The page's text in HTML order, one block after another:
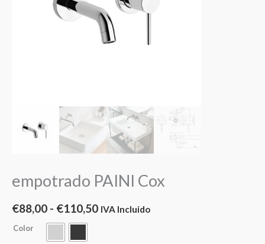
empotrado PAINI Cox
€88,00 - €110,50
€88,00
hasta
IVA Incluido
Color